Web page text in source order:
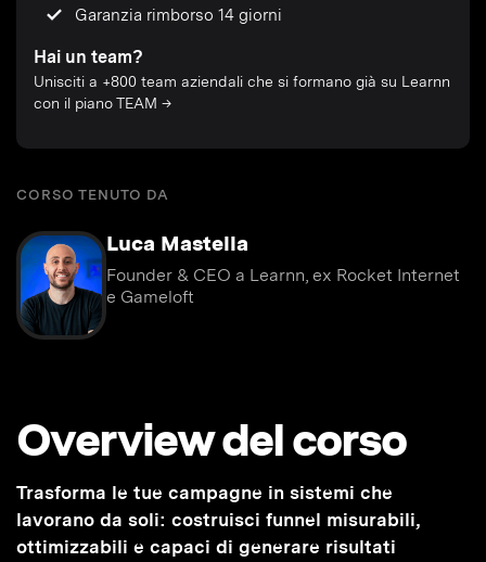
Garanzia rimborso 14 giorni
Hai un team?
Unisciti a +800 team aziendali che si formano già su Learnn
con il piano TEAM →
CORSO TENUTO DA
Luca Mastella
Founder & CEO a Learnn, ex Rocket Internet
e Gameloft
Overview del corso
Trasforma le tue campagne in sistemi che
lavorano da soli: costruisci funnel misurabili,
ottimizzabili e capaci di generare risultati